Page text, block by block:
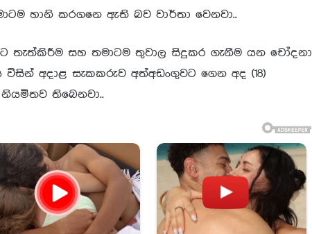
හානි කරගනෙ ඇති බව වාර්තා වෙනවා..
තැත්කිරීම සහ තමාටම තුවාල සිදුකර ගැනීම යන චෝදනා
අදාළ සැකකරුව අත්අඩංගුවට ගෙන අද (18)
තිබෙනවා..